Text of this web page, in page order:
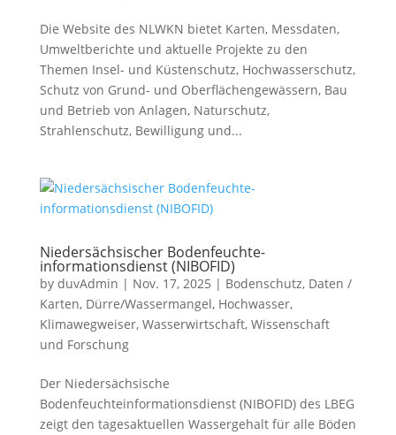
Die Website des NLWKN bietet Karten, Messdaten,
Umweltberichte und aktuelle Projekte zu den
Themen Insel- und Küstenschutz, Hochwasserschutz,
Schutz von Grund- und Oberflächengewässern, Bau
und Betrieb von Anlagen, Naturschutz,
Strahlenschutz, Bewilligung und...
Niedersächsischer Bodenfeuchte-
informationsdienst (NIBOFID)
by duvAdmin | Nov. 17, 2025 | Bodenschutz, Daten /
Karten, Dürre/Wassermangel, Hochwasser,
Klimawegweiser, Wasserwirtschaft, Wissenschaft
und Forschung
Der Niedersächsische
Bodenfeuchteinformationsdienst (NIBOFID) des LBEG
zeigt den tagesaktuellen Wassergehalt für alle Böden